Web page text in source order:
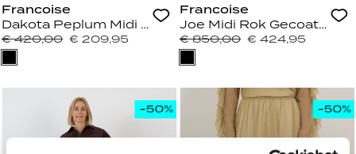
Francoise
Dakota Peplum Midi Rok Recht Zwart
€ 420,00 € 209,95
Francoise
Joe Midi Rok Gecoat
€ 850,00 € 424,95